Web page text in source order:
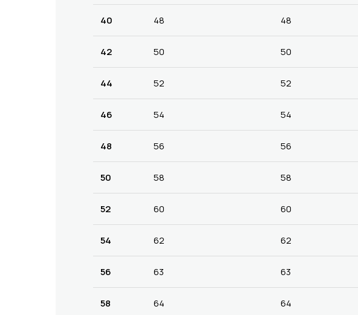
40 48 48
42 50 50
44 52 52
46 54 54
48 56 56
50 58 58
52 60 60
54 62 62
56 63 63
58 64 64